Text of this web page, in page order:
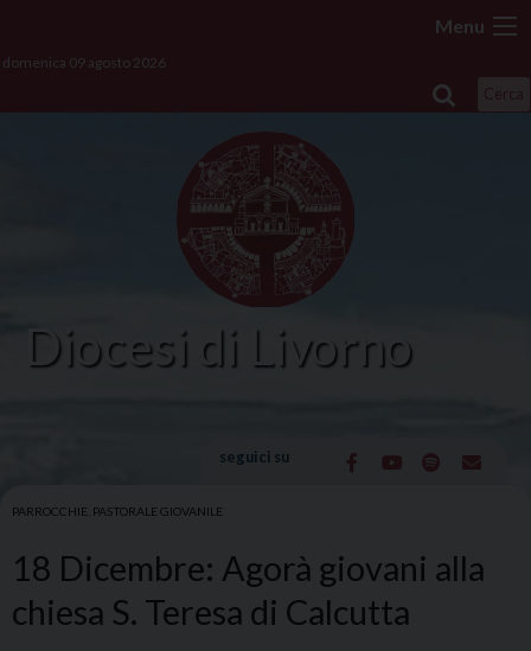
content
Menu
domenica 09 agosto 2026
Diocesi di Livorno
seguici su
PARROCCHIE PASTORALE GIOVANILE
18 Dicembre: Agorà giovani alla
chiesa S. Teresa di Calcutta